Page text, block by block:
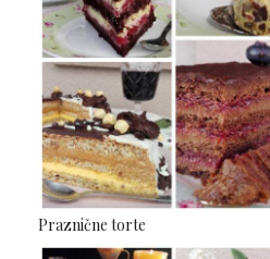
Praznične torte